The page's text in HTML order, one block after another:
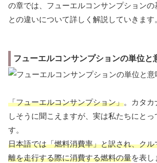
の章では、フューエルコンサンプション
との違いについて詳しく解説していきます
フューエルコンサンプションの単位と
「フューエルコンサンプション」。カタ
しそうに聞こえますが、実は私たちにと
す。
日本語では「燃料消費率」と訳され、ク
離を走行する際に消費する燃料の量を表し